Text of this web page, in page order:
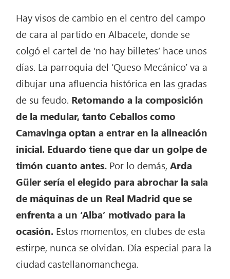
Hay visos de cambio en el centro del campo
de cara al partido en Albacete, donde se
colgó el cartel de ‘no hay billetes’ hace unos
días. La parroquia del ‘Queso Mecánico’ va a
dibujar una afluencia histórica en las gradas
de su feudo. Retomando a la composición
de la medular, tanto Ceballos como
Camavinga optan a entrar en la alineación
inicial. Eduardo tiene que dar un golpe de
timón cuanto antes. Por lo demás,Arda
Güler sería el elegido para abrochar la sala
de máquinas de un Real Madrid que se
enfrenta a un ‘Alba’ motivado para la
ocasión. Estos momentos, en clubes de esta
estirpe, nunca se olvidan. Día especial para la
ciudad castellanomanchega.